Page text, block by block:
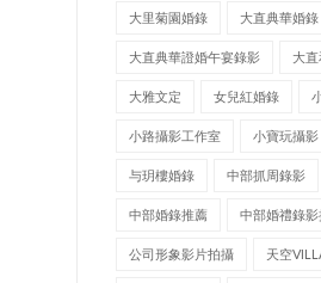
大里菊園婚錄 大直典華婚錄
大直典華證婚午宴錄影 大直
大雅文定 女兒紅婚錄
小路攝影工作室 小寶玩攝影
与玥樓婚錄 中部抓周錄影
中部婚錄推薦 中部婚禮錄影
公司形象影片拍攝 天空